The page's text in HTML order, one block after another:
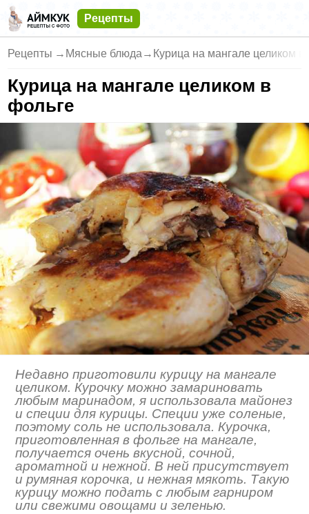
Рецепты
Рецепты → Мясные блюда → Курица на мангале целиком в
Курица на мангале целиком в
фольге
Недавно приготовили курицу на мангале
целиком. Курочку можно замариновать
любым маринадом, я использовала майонез
и специи для курицы. Специи уже соленые,
поэтому соль не использовала. Курочка,
приготовленная в фольге на мангале,
получается очень вкусной, сочной,
ароматной и нежной. В ней присутствует
и румяная корочка, и нежная мякоть. Такую
курицу можно подать с любым гарниром
или свежими овощами и зеленью.